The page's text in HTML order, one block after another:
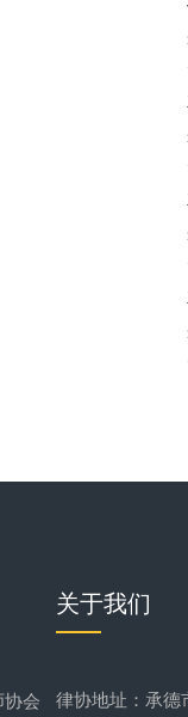
协会
关于我们
律协地址：承德